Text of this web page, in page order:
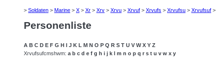
> Soldaten > Marine > X > Xr > Xrv > Xrvu > Xrvuf > Xrvufs > Xrvufsu > Xrvufsuf >
Personenliste
A B C D E F G H I J K L M N O P Q R S T U V W X Y Z
Xrvufsufcmshwm: a b c d e f g h i j k l m n o p q r s t u v w x y